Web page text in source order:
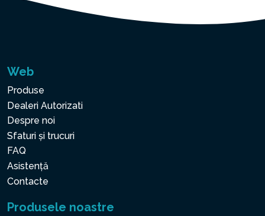
Web
Produse
Dealeri Autorizati
Despre noi
Sfaturi și trucuri
FAQ
Asistență
Contacte
Produsele noastre